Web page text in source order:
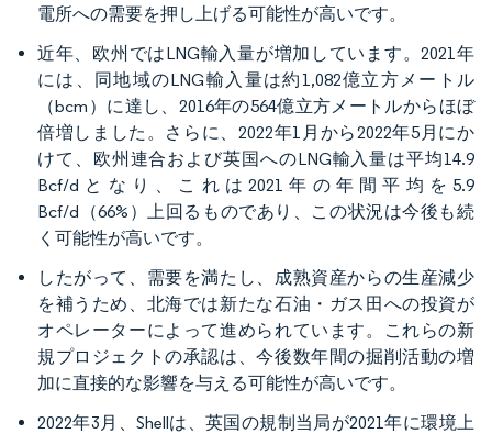
電所への需要を押し上げる可能性が高いです。
近年、欧州ではLNG輸入量が増加しています。2021年
には、同地域のLNG輸入量は約1,082億立方メートル
（bcm）に達し、2016年の564億立方メートルからほぼ
倍増しました。さらに、2022年1月から2022年5月にか
けて、欧州連合および英国へのLNG輸入量は平均14.9
Bcf/dとなり、これは2021年の年間平均を5.9
Bcf/d（66%）上回るものであり、この状況は今後も続
く可能性が高いです。
したがって、需要を満たし、成熟資産からの生産減少
を補うため、北海では新たな石油・ガス田への投資が
オペレーターによって進められています。これらの新
規プロジェクトの承認は、今後数年間の掘削活動の増
加に直接的な影響を与える可能性が高いです。
2022年3月、Shellは、英国の規制当局が2021年に環境上